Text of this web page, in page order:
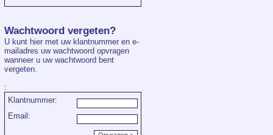
Wachtwoord vergeten?
U kunt hier met uw klantnummer en e-
mailadres uw wachtwoord opvragen
wanneer u uw wachtwoord bent
vergeten.
:
Klantnummer:
Email: